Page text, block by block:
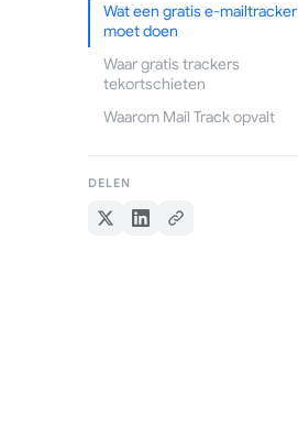
Wat een gratis e-mailtracker
moet doen
Waar gratis trackers
tekortschieten
Waarom Mail Track opvalt
DELEN